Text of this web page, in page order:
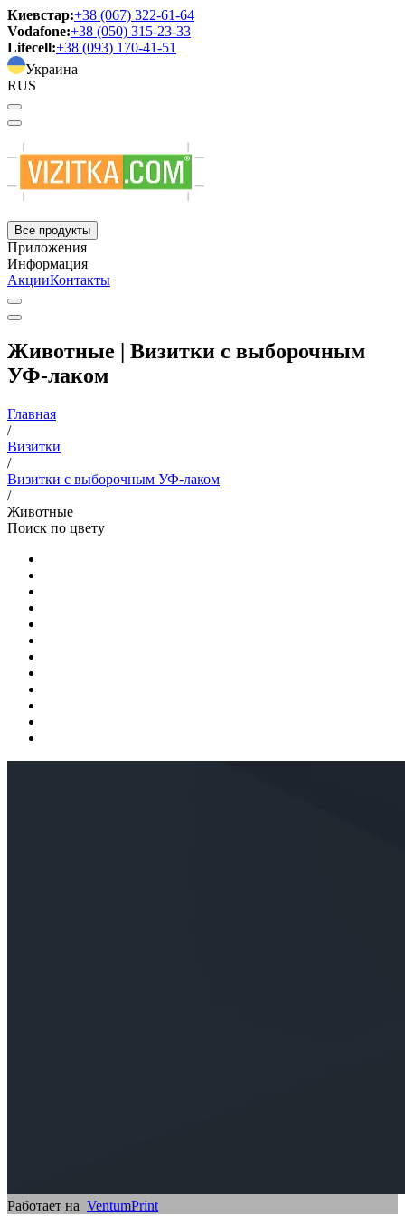
Киевстар:+38 (067) 322-61-64
Vodafone:+38 (050) 315-23-33
Lifecell:+38 (093) 170-41-51
Украина
RUS
Все продукты
Приложения
Информация
АкцииКонтакты
Животные | Визитки с выборочным
УФ-лаком
Главная
/
Визитки
/
Визитки с выборочным УФ-лаком
/
Животные
Поиск по цвету
Работает на VentumPrint